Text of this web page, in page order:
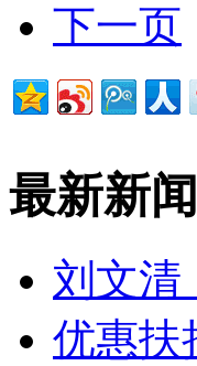
下一页
最新新闻
刘文清
优惠扶